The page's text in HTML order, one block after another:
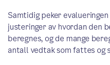
Samtidig peker
justeringer av hvordan den
beregnes, og de mange
antall vedtak som fattes og